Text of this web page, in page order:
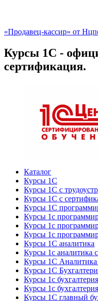
«Продавец-кассир» от
Курсы 1С -
сертификация.
Каталог
Курсы 1С
Курсы 1С с
Курсы 1С с
Курсы 1С
Курсы 1с
Курсы 1с
Курсы 1с
Курсы 1С аналитика
Курсы 1с аналитика
Курсы 1С Аналитика
Курсы 1С
Курсы 1с
Курсы 1с
Курсы 1С главный